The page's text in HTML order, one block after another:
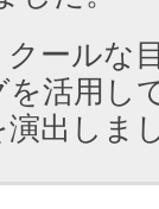
クールな
を活用し
演出しま